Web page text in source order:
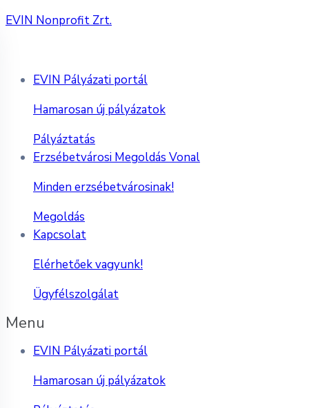
EVIN Nonprofit Zrt.
EVIN Pályázati portál
Hamarosan új pályázatok
Pályáztatás
Erzsébetvárosi Megoldás Vonal
Minden erzsébetvárosinak!
Megoldás
Kapcsolat
Elérhetőek vagyunk!
Ügyfélszolgálat
Menu
EVIN Pályázati portál
Hamarosan új pályázatok